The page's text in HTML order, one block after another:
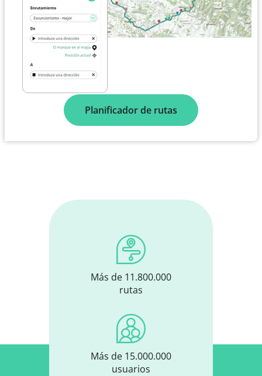
Planificador de rutas
Más de 11.800.000
rutas
Más de 15.000.000
usuarios